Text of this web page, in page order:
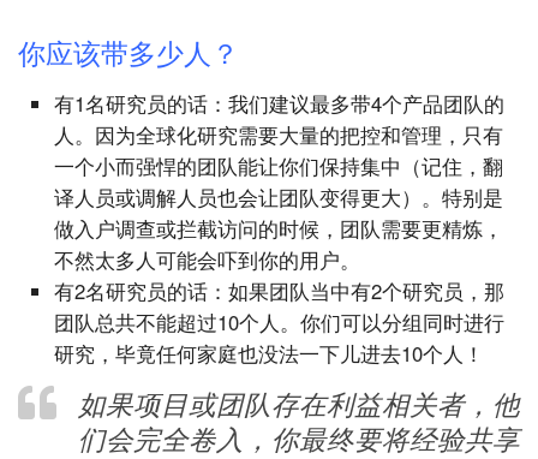
你应该带多少人？
有1名研究员的话：我们建议最多带4个产品团队的
人。因为全球化研究需要大量的把控和管理，只有
一个小而强悍的团队能让你们保持集中（记住，翻
译人员或调解人员也会让团队变得更大）。特别是
做入户调查或拦截访问的时候，团队需要更精炼，
不然太多人可能会吓到你的用户。
有2名研究员的话：如果团队当中有2个研究员，那
团队总共不能超过10个人。你们可以分组同时进行
研究，毕竟任何家庭也没法一下儿进去10个人！
如果项目或团队存在利益相关者，他
们会完全卷入，你最终要将经验共享